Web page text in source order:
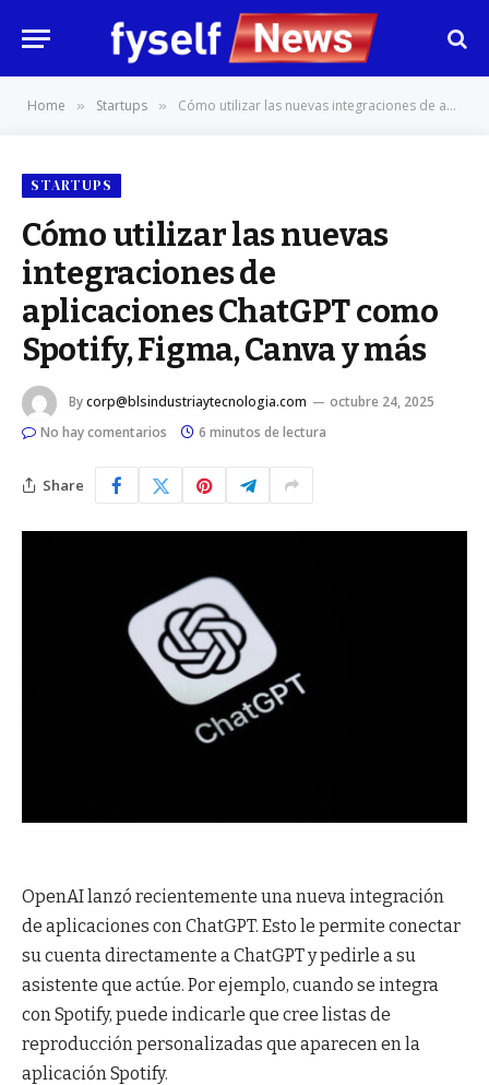
Home » Startups » Cómo utilizar las nuevas integraciones de aplicaciones ChatGPT como Spotify, Figma, Canva y más
STARTUPS
Cómo utilizar las nuevas
integraciones de
aplicaciones ChatGPT como
Spotify, Figma, Canva y más
Bycorp@blsindustriaytecnologia.com
octubre 24, 2025
No hay comentarios
6 minutos de lectura
Share
OpenAI lanzó recientemente una nueva integración
de aplicaciones con ChatGPT. Esto le permite conectar
su cuenta directamente a ChatGPT y pedirle a su
asistente que actúe. Por ejemplo, cuando se integra
con Spotify, puede indicarle que cree listas de
reproducción personalizadas que aparecen en la
aplicación Spotify.